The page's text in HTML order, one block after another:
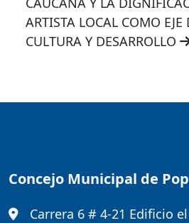
ARTISTA LOCAL COMO
CULTURA Y DESARROLLO
Concejo Municipal de
Carrera 6 # 4-21 Edificio